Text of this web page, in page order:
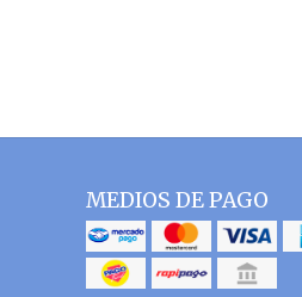
MEDIOS DE PAGO